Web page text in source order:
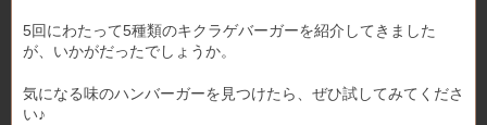
5回にわたって5種類のキクラゲバーガーを紹介してきました
が、いかがだったでしょうか。
気になる味のハンバーガーを見つけたら、ぜひ試してみてくださ
い♪